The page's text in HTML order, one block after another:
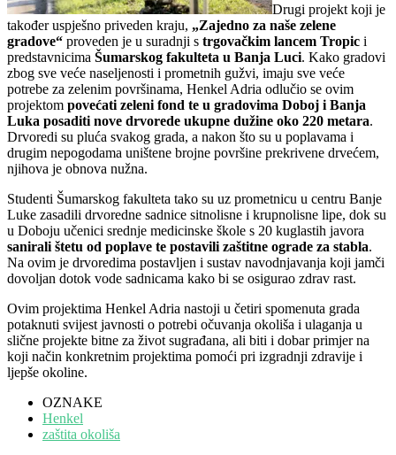
Drugi projekt koji je
također uspješno priveden kraju, „Zajedno za naše zelene
gradove“ proveden je u suradnji s trgovačkim lancem Tropic i
predstavnicima Šumarskog fakulteta u Banja Luci. Kako gradovi
zbog sve veće naseljenosti i prometnih gužvi, imaju sve veće
potrebe za zelenim površinama, Henkel Adria odlučio se ovim
projektom povećati zeleni fond te u gradovima Doboj i Banja
Luka posaditi nove drvorede ukupne dužine oko 220 metara.
Drvoredi su pluća svakog grada, a nakon što su u poplavama i
drugim nepogodama uništene brojne površine prekrivene drvećem,
njihova je obnova nužna.
Studenti Šumarskog fakulteta tako su uz prometnicu u centru Banje
Luke zasadili drvoredne sadnice sitnolisne i krupnolisne lipe, dok su
u Doboju učenici srednje medicinske škole s 20 kuglastih javora
sanirali štetu od poplave te postavili zaštitne ograde za stabla.
Na ovim je drvoredima postavljen i sustav navodnjavanja koji jamči
dovoljan dotok vode sadnicama kako bi se osigurao zdrav rast.
Ovim projektima Henkel Adria nastoji u četiri spomenuta grada
potaknuti svijest javnosti o potrebi očuvanja okoliša i ulaganja u
slične projekte bitne za život sugrađana, ali biti i dobar primjer na
koji način konkretnim projektima pomoći pri izgradnji zdravije i
ljepše okoline.
OZNAKE
Henkel
zaštita okoliša